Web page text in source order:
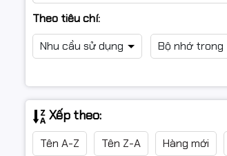
Theo tiêu chí:
Nhu cầu sử dụng
Bộ nhớ trong
Xếp theo:
Tên A-Z Tên Z-A Hàng mới